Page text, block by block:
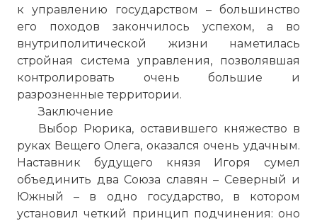
к управлению государством – большинство
его походов закончилось успехом, а во
внутриполитической жизни наметилась
стройная система управления, позволявшая
контролировать очень большие и
разрозненные территории.
Заключение
Выбор Рюрика, оставившего княжество в
руках Вещего Олега, оказался очень удачным.
Наставник будущего князя Игоря сумел
объединить два Союза славян – Северный и
Южный – в одно государство, в котором
установил четкий принцип подчинения: оно